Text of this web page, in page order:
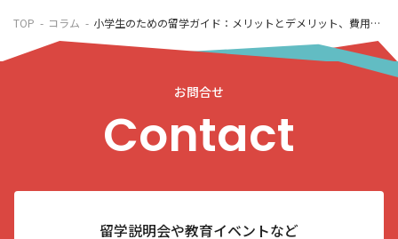
TOP コラム 小学生のための留学ガイド：メリットとデメリット、費用や注意点も紹介
お問合せ
Contact
留学説明会や教育イベントなど